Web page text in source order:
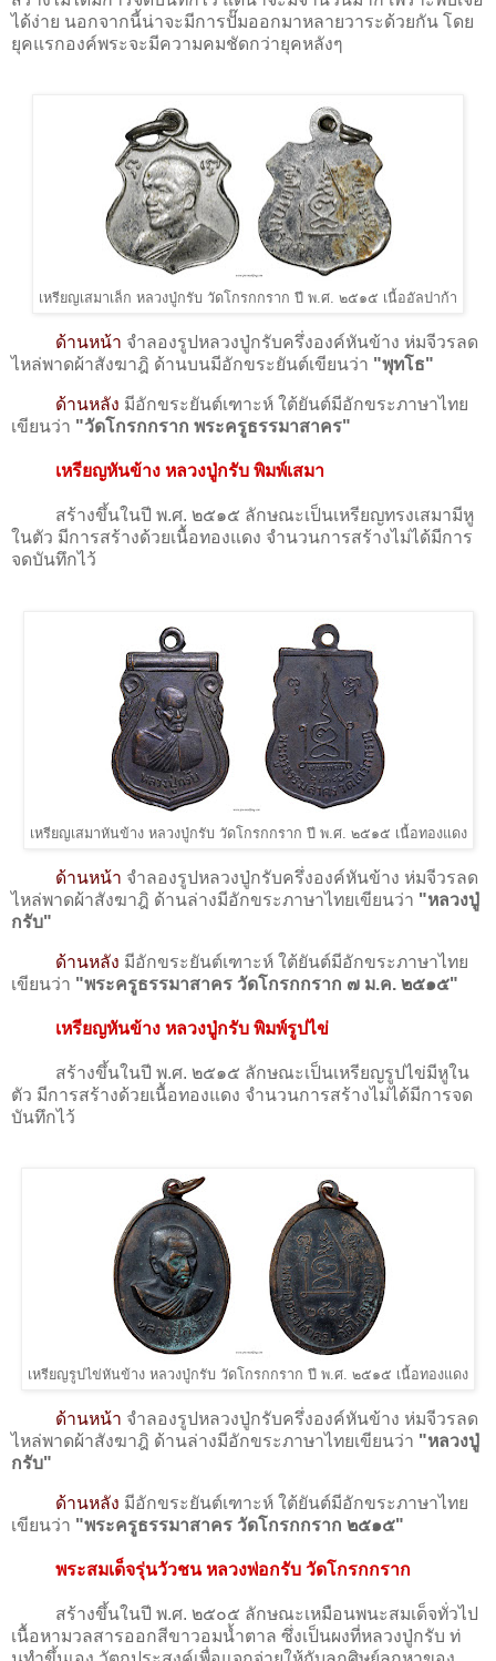
ได้ง่าย นอกจากนี้น่าจะมีการปั๊มออกมาหลายวาระด้วยกัน โดย
ยุคแรกองค์พระจะมีความคมชัดกว่ายุคหลังๆ
เหรียญเสมาเล็ก หลวงปู่กรับ วัดโกรกกราก ปี พ.ศ. ๒๕๑๕ เนื้ออัลปาก้า
ด้านหน้า จำลองรูปหลวงปู่กรับครึ่งองค์หันข้าง ห่มจีวรลด
ไหล่พาดผ้าสังฆาฎิ ด้านบนมีอักขระยันต์เขียนว่า "พุทโธ"
ด้านหลัง มีอักขระยันต์เฑาะห์ ใต้ยันต์มีอักขระภาษาไทย
เขียนว่า "วัดโกรกกราก พระครูธรรมาสาคร"
เหรียญหันข้าง หลวงปู่กรับ พิมพ์เสมา
สร้างขึ้นในปี พ.ศ. ๒๕๑๕ ลักษณะเป็นเหรียญทรงเสมามีหู
ในตัว มีการสร้างด้วยเนื้อทองแดง จำนวนการสร้างไม่ได้มีการ
จดบันทึกไว้
เหรียญเสมาหันข้าง หลวงปู่กรับ วัดโกรกกราก ปี พ.ศ. ๒๕๑๕ เนื้อทองแดง
ด้านหน้า จำลองรูปหลวงปู่กรับครึ่งองค์หันข้าง ห่มจีวรลด
ไหล่พาดผ้าสังฆาฎิ ด้านล่างมีอักขระภาษาไทยเขียนว่า "หลวงปู่
กรับ"
ด้านหลัง มีอักขระยันต์เฑาะห์ ใต้ยันต์มีอักขระภาษาไทย
เขียนว่า "พระครูธรรมาสาคร วัดโกรกกราก ๗ ม.ค. ๒๕๑๕"
เหรียญหันข้าง หลวงปู่กรับ พิมพ์รูปไข่
สร้างขึ้นในปี พ.ศ. ๒๕๑๕ ลักษณะเป็นเหรียญรูปไข่มีหูใน
ตัว มีการสร้างด้วยเนื้อทองแดง จำนวนการสร้างไม่ได้มีการจด
บันทึกไว้
เหรียญรูปไข่หันข้าง หลวงปู่กรับ วัดโกรกกราก ปี พ.ศ. ๒๕๑๕ เนื้อทองแดง
ด้านหน้า จำลองรูปหลวงปู่กรับครึ่งองค์หันข้าง ห่มจีวรลด
ไหล่พาดผ้าสังฆาฎิ ด้านล่างมีอักขระภาษาไทยเขียนว่า "หลวงปู่
กรับ"
ด้านหลัง มีอักขระยันต์เฑาะห์ ใต้ยันต์มีอักขระภาษาไทย
เขียนว่า "พระครูธรรมาสาคร วัดโกรกกราก ๒๕๑๕"
พระสมเด็จรุ่นวัวชน หลวงพ่อกรับ วัดโกรกกราก
สร้างขึ้นในปี พ.ศ. ๒๕๐๕ ลักษณะเหมือนพนะสมเด็จทั่วไป
เนื้อหามวลสารออกสีขาวอมน้ำตาล ซึ่งเป็นผงที่หลวงปู่กรับ ท่